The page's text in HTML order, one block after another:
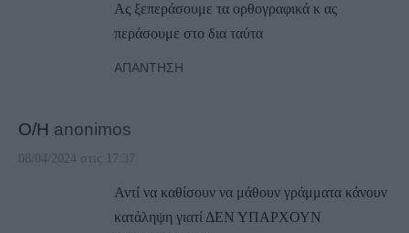
Ας ξεπεράσουμε τα ορθογραφικά κ ας
περάσουμε στο δια ταύτα
ΑΠΆΝΤΗΣΗ
Ο/Η anonimos
08/04/2024 στις 17:37
Αντί να καθίσουν να μάθουν γράμματα κάνουν
κατάληψη γιατί ΔΕΝ ΥΠΑΡΧΟΥΝ